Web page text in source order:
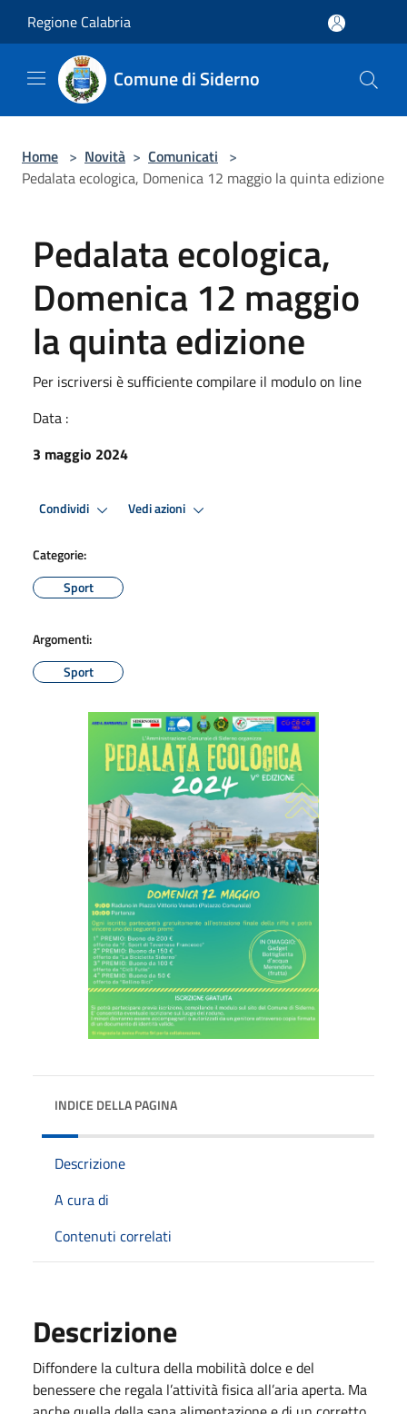
Regione Calabria
Comune di Siderno
Home > Novità > Comunicati >
Pedalata ecologica, Domenica 12 maggio la quinta edizione
Pedalata ecologica,
Domenica 12 maggio
la quinta edizione
Per iscriversi è sufficiente compilare il modulo on line
Data :
3 maggio 2024
Condividi Vedi azioni
Categorie:
Sport
Argomenti:
Sport
INDICE DELLA PAGINA
Descrizione
A cura di
Contenuti correlati
Descrizione
Diffondere la cultura della mobilità dolce e del
benessere che regala l’attività fisica all’aria aperta. Ma